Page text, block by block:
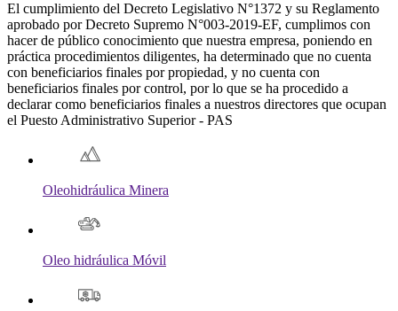
El cumplimiento del Decreto Legislativo N°1372 y su Reglamento
aprobado por Decreto Supremo N°003-2019-EF, cumplimos con
hacer de público conocimiento que nuestra empresa, poniendo en
práctica procedimientos diligentes, ha determinado que no cuenta
con beneficiarios finales por propiedad, y no cuenta con
beneficiarios finales por control, por lo que se ha procedido a
declarar como beneficiarios finales a nuestros directores que ocupan
el Puesto Administrativo Superior - PAS
Oleohidráulica Minera
Oleo hidráulica Móvil